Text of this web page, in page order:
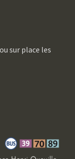
sur place les